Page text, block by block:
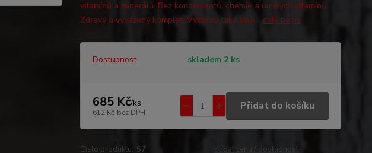
vitamínů a minerálů. Bez konzervantů, chemie a umělých vitamínů.
Zdravý a vyvážený komplet. Výborný také jako... celý popis
Dostupnost skladem 2 ks
685 Kč/ks
612 Kč bez DPH
Přidat do košíku
Číslo produktu: 57 Hlídat cenu / dostupnost